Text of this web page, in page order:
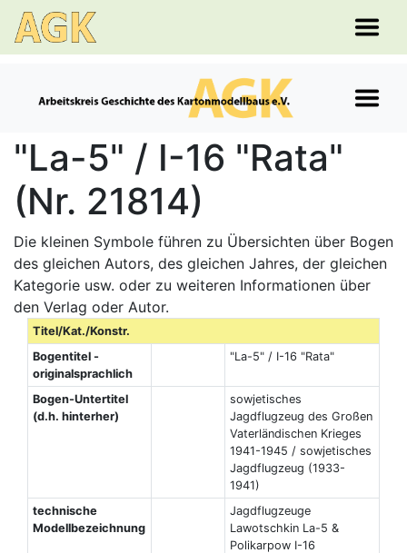
"La-5" / I-16 "Rata"
(Nr. 21814)
Die kleinen Symbole führen zu Übersichten über Bogen
des gleichen Autors, des gleichen Jahres, der gleichen
Kategorie usw. oder zu weiteren Informationen über
den Verlag oder Autor.
Titel/Kat./Konstr.
Bogentitel -
originalsprachlich
"La-5" / I-16 "Rata"
Bogen-Untertitel
(d.h. hinterher)
sowjetisches
Jagdflugzeug des Großen
Vaterländischen Krieges
1941-1945 / sowjetisches
Jagdflugzeug (1933-
1941)
technische
Modellbezeichnung
Jagdflugzeuge
Lawotschkin La-5 &
Polikarpow I-16